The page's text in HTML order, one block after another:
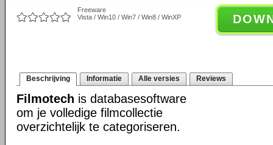
Freeware
Vista / Win10 / Win7 / Win8 / WinXP
Beschrijving Informatie Alle versies Reviews
Filmotech is databasesoftware
om je volledige filmcollectie
overzichtelijk te categoriseren.